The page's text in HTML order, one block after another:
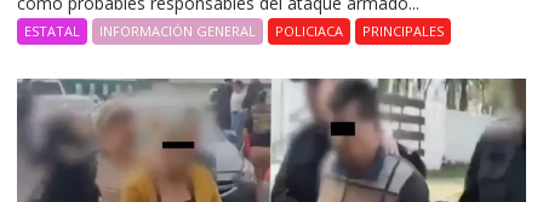
ESTATAL INFORMACIÓN GENERAL POLICIACA PRINCIPALES